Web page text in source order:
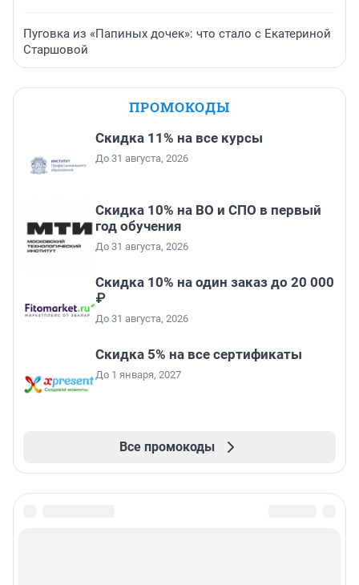
Пуговка из «Папиных дочек»: что стало с Екатериной
Старшовой
ПРОМОКОДЫ
Скидка 11% на все курсы
До 31 августа, 2026
Скидка 10% на ВО и СПО в первый
год обучения
До 31 августа, 2026
Скидка 10% на один заказ до 20 000
₽
До 31 августа, 2026
Скидка 5% на все сертификаты
До 1 января, 2027
Все промокоды